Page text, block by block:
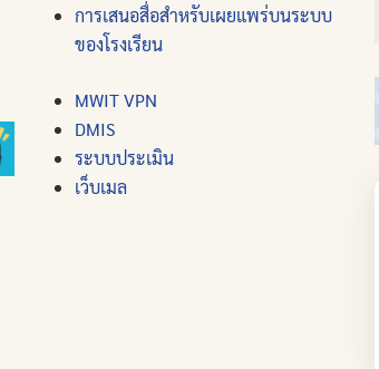
การเสนอสื่อสำหรับเผยแพร่บนระบบ
ของโรงเรียน
MWIT VPN
DMIS
ระบบประเมิน
เว็บเมล